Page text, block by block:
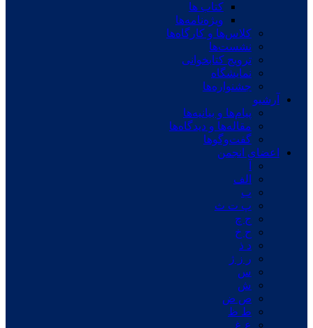
کتاب ها
ویژه‌نامه‌ها
کلاس‌ها و کارگاه‌ها
نشست‌ها
ترویج کتابخوانی
نمایشگاه
جشنواره‌ها
آرشیو
پیام‌ها و بیانیه‌ها
مقاله‌ها و دیدگاه‌ها
گفت‌وگوها
اعضای انجمن
الف
ب
پ ت ث
ج چ
ح خ
د ذ
ر ز ژ
س
ش
ص ض
ط ظ
ع غ